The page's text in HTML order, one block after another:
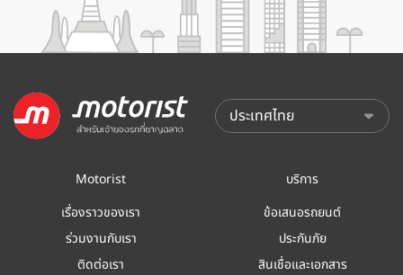
Motorist
เรื่องราวของเรา
ร่วมงานกับเรา
ติดต่อเรา
บริการ
ข้อเสนอรถยนต์
ประกันภัย
สินเชื่อและเอกสาร